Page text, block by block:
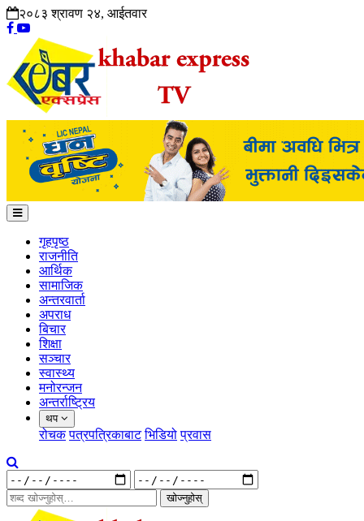
२०८३ श्रावण २४, आईतवार
गृहपृष्ठ
राजनीति
आर्थिक
सामाजिक
अन्तरवार्ता
अपराध
बिचार
शिक्षा
सञ्चार
स्वास्थ्य
मनोरन्जन
अन्तर्राष्ट्रिय
थप
रोचक पत्रपत्रिकाबाट भिडियो प्रवास
खोज्नुहोस्